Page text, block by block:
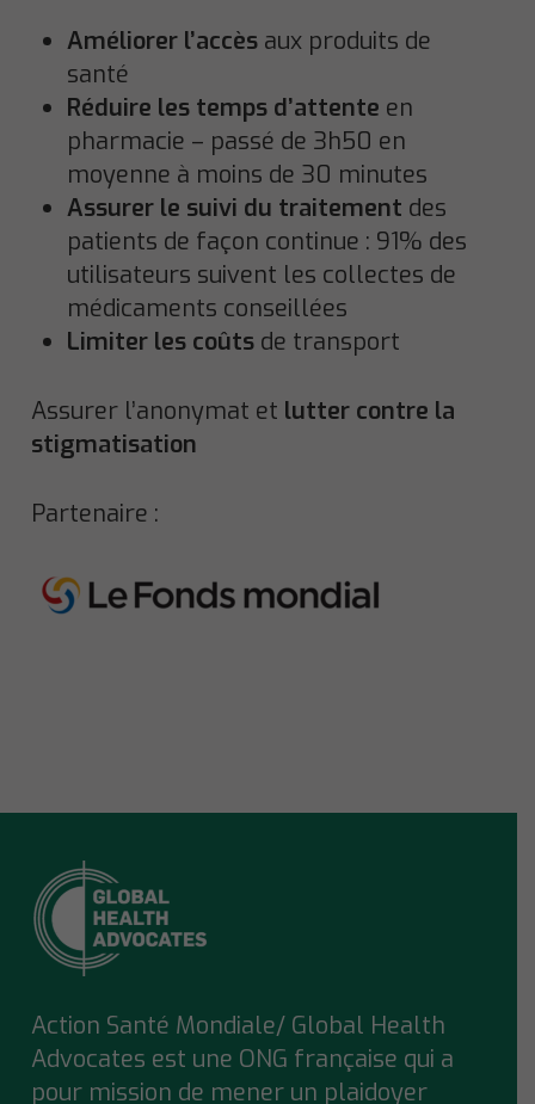
Améliorer l’accès aux produits de
santé
Réduire les temps d’attente en
pharmacie – passé de 3h50 en
moyenne à moins de 30 minutes
Assurer le suivi du traitement des
patients de façon continue : 91% des
utilisateurs suivent les collectes de
médicaments conseillées
Limiter les coûts de transport
Assurer l’anonymat et lutter contre la
stigmatisation
Partenaire :
Action Santé Mondiale/ Global Health
Advocates est une ONG française qui a
pour mission de mener un plaidoyer